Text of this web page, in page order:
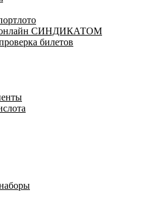
СИНДИКАТОМ
билетов